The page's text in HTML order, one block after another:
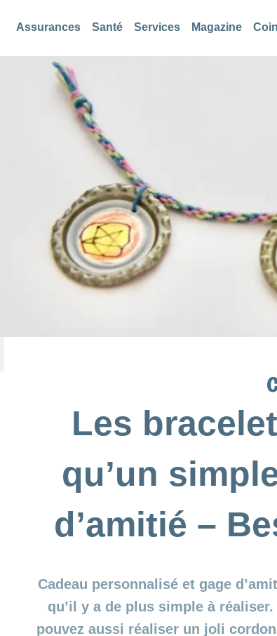
Assurances Santé Services Magazine
Les
qu’un
d’amitié –
Cadeau personnalisé et gage
qu’il y a de plus simple à
pouvez aussi réaliser un joli